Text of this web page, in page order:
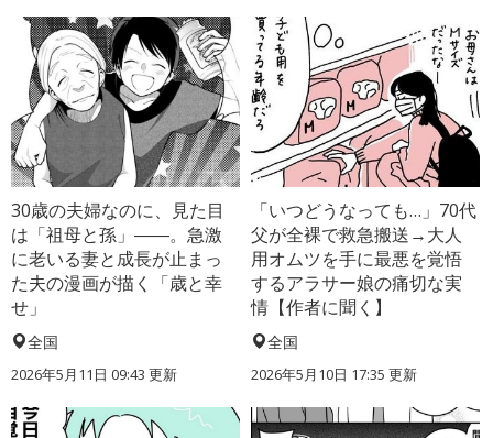
30歳の夫婦なのに、見た目
は「祖母と孫」――。急激
に老いる妻と成長が止まっ
た夫の漫画が描く「歳と幸
せ」
全国
2026年5月11日 09:43 更新
「いつどうなっても…」70代
父が全裸で救急搬送→大人
用オムツを手に最悪を覚悟
するアラサー娘の痛切な実
情【作者に聞く】
全国
2026年5月10日 17:35 更新